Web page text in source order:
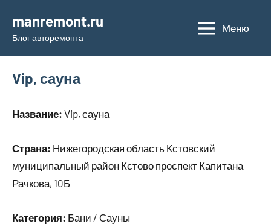
содержимому
manremont.ru
Блог авторемонта
Меню
Vip, сауна
Название: Vip, сауна
Страна: Нижегородская область Кстовский
муниципальный район Кстово проспект Капитана
Рачкова, 10Б
Категория: Бани / Сауны